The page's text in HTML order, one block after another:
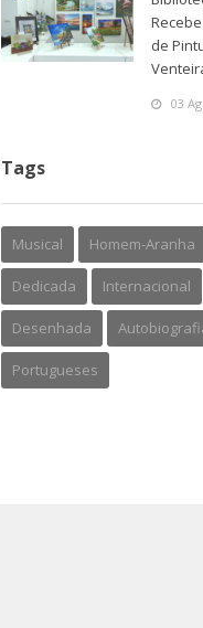
de
03
Tags
Musical Homem-Aranha
Dedicada Internacional
Desenhada
Portugueses